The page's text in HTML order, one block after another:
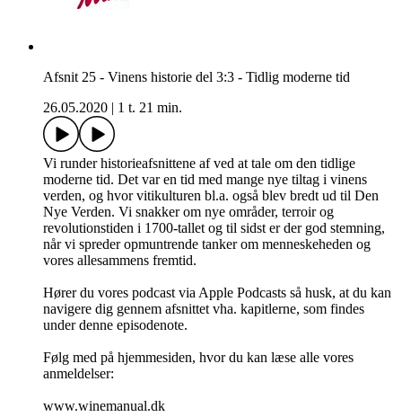
Afsnit 25 - Vinens historie del 3:3 - Tidlig moderne tid
26.05.2020
1 t. 21 min.
Vi runder historieafsnittene af ved at tale om den tidlige
moderne tid. Det var en tid med mange nye tiltag i vinens
verden, og hvor vitikulturen bl.a. også blev bredt ud til Den
Nye Verden. Vi snakker om nye områder, terroir og
revolutionstiden i 1700-tallet og til sidst er der god stemning,
når vi spreder opmuntrende tanker om menneskeheden og
vores allesammens fremtid.
Hører du vores podcast via Apple Podcasts så husk, at du kan
navigere dig gennem afsnittet vha. kapitlerne, som findes
under denne episodenote.
Følg med på hjemmesiden, hvor du kan læse alle vores
anmeldelser:
www.winemanual.dk